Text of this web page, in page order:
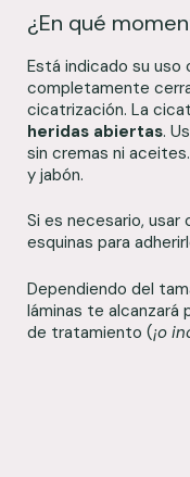
¿En qué
Está indicado su uso
completamente
cicatrización. La
heridas abiertas.
sin cremas ni
y jabón.
Si es necesario, usar
esquinas para
Dependiendo del
láminas te alcanzará
de tratamiento (¡o